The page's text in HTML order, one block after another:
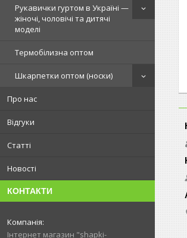
Рукавички гуртом в Україні —
жіночі, чоловічі та дитячі
моделі
Термобілизна оптом
Шкарпетки оптом (носки)
Про нас
Відгуки
Статті
Новості
КОНТАКТИ
Інтернет магазин "shapki-